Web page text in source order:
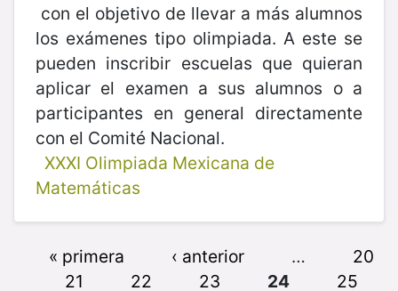
con el objetivo de llevar a más alumnos
los exámenes tipo olimpiada. A este se
pueden inscribir escuelas que quieran
aplicar el examen a sus alumnos o a
participantes en general directamente
con el Comité Nacional.
XXXI Olimpiada Mexicana de
Matemáticas
« primera ‹ anterior …
20
21
22 23 24
25